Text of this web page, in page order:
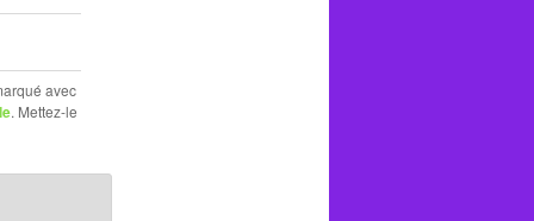
avec
. Mettez-le